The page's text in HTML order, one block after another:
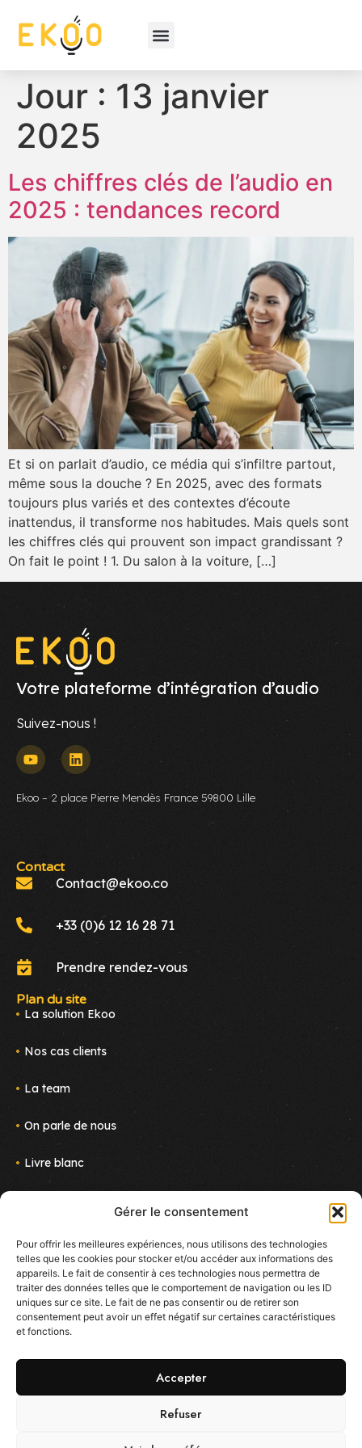
Gérer le consentement
Pour offrir les meilleures expériences, nous utilisons des technologies
telles que les cookies pour stocker et/ou accéder aux informations des
appareils. Le fait de consentir à ces technologies nous permettra de
traiter des données telles que le comportement de navigation ou les ID
uniques sur ce site. Le fait de ne pas consentir ou de retirer son
consentement peut avoir un effet négatif sur certaines caractéristiques
et fonctions.
Accepter
Refuser
Jour : 13 janvier
2025
Les chiffres clés de l’audio en
2025 : tendances record
Et si on parlait d’audio, ce média qui s’infiltre partout,
même sous la douche ? En 2025, avec des formats
toujours plus variés et des contextes d’écoute
inattendus, il transforme nos habitudes. Mais quels sont
les chiffres clés qui prouvent son impact grandissant ?
On fait le point ! 1. Du salon à la voiture, […]
Votre plateforme d’intégration d’audio
Suivez-nous !
Ekoo – 2 place Pierre Mendès France 59800 Lille
Contact
Contact@ekoo.co
+33 (0)6 12 16 28 71
Prendre rendez-vous
Plan du site
La solution Ekoo
Nos cas clients
La team
On parle de nous
Livre blanc
Nous rejoindre
Newsletter
Suivez le projet !
E-mail
J'accepte de reçevoir des mails sur les nouveautés